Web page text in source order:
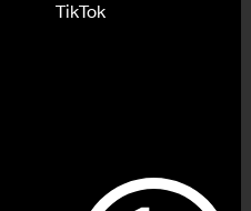
TikTok